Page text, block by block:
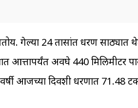
गेल्या 24 तासांत धरण साठ्यात
आत्तापर्यंत अवघे 440 मिलिमीटर
आजच्या दिवशी धरणात 71.48